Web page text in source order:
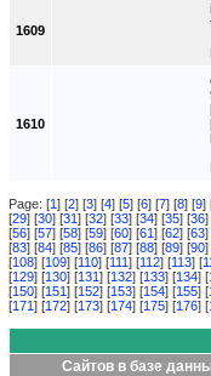
1609
1610
Page: [1] [2] [3] [4] [5] [6] [7] [8] [9]
[29] [30] [31] [32] [33] [34] [35] [36]
[56] [57] [58] [59] [60] [61] [62] [63]
[83] [84] [85] [86] [87] [88] [89] [90]
[108] [109] [110] [111] [112] [113] [
[129] [130] [131] [132] [133] [134] [
[150] [151] [152] [153] [154] [155] [
[171] [172] [173] [174] [175] [176] [
Сайтов в базе